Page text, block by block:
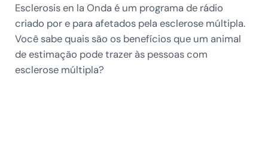
Esclerosis en la Onda é um programa de rádio
criado por e para afetados pela esclerose múltipla.
Você sabe quais são os benefícios que um animal
de estimação pode trazer às pessoas com
esclerose múltipla?